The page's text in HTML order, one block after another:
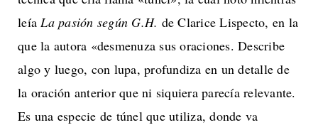
leíaLa pasión según G.H. de Clarice Lispecto, en la
que la autora «desmenuza sus oraciones. Describe
algo y luego, con lupa, profundiza en un detalle de
la oración anterior que ni siquiera parecía relevante.
Es una especie de túnel que utiliza, donde va